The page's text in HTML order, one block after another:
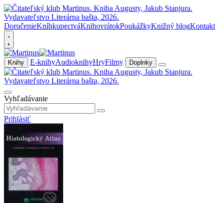
DoručenieKníhkupectváKnihovrátokPoukážkyKnižný blogKontakt
Knihy E-knihyAudioknihyHryFilmy Doplnky
Vyhľadávanie
Prihlásiť